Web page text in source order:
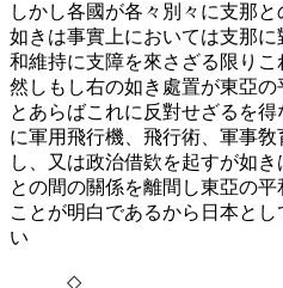
しかし各國が各々別々に支那
如きは事實上においては支那
和維持に支障を來さざる限りこ
然しもし右の如き處置が東亞
とあらばこれに反對せざるを
に軍用飛行機、飛行術、軍事
し、又は政治借欵を起すが如
との間の關係を離間し東亞の
ことが明白であるから日本と
い
◇